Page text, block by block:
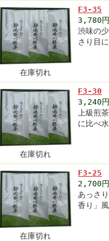
在庫切れ
F3-35
3,780
渋味の
さり目
在庫切れ
F3-30
3,240
上級煎
に比べ
在庫切れ
F3-25
2,700
あっさ
香り」